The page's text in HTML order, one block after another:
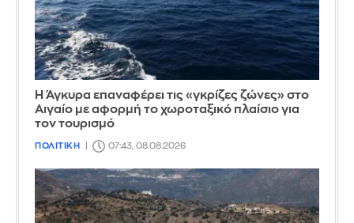
Η Άγκυρα επαναφέρει τις «γκρίζες ζώνες» στο
Αιγαίο με αφορμή το χωροταξικό πλαίσιο για
τον τουρισμό
ΠΟΛΙΤΙΚΗ 07:43, 08.08.2026